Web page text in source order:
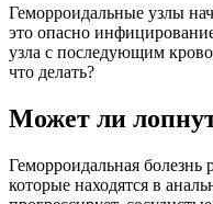
Геморроидальные узлы
это опасно
узла с последующим
что делать?
Может ли
Геморроидальная болезнь
которые находятся в